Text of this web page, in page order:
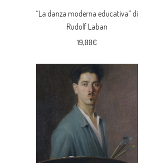
“La danza moderna educativa” di
Rudolf Laban
19,00€